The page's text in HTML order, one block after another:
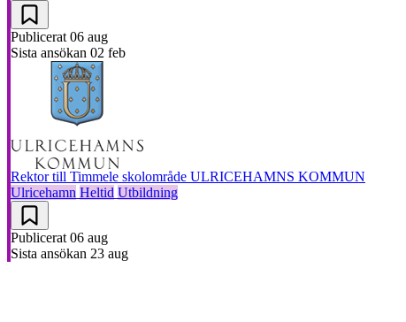
Publicerat 06 aug
Sista ansökan 02 feb
Rektor till Timmele skolområde ULRICEHAMNS KOMMUN
Ulricehamn Heltid Utbildning
Publicerat 06 aug
Sista ansökan 23 aug